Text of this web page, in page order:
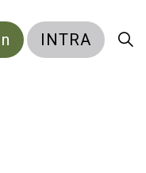
INTRA